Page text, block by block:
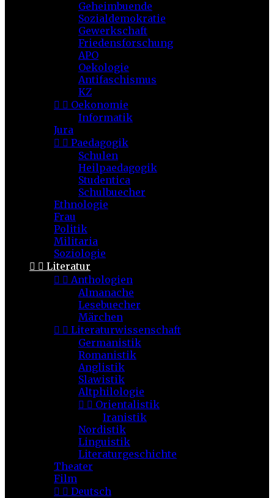
Geheimbuende
Sozialdemokratie
Gewerkschaft
Friedensforschung
APO
Oekologie
Antifaschismus
KZ
  Oekonomie
Informatik
Jura
  Paedagogik
Schulen
Heilpaedagogik
Studentica
Schulbuecher
Ethnologie
Frau
Politik
Militaria
Soziologie
  Literatur
  Anthologien
Almanache
Lesebuecher
Märchen
  Literaturwissenschaft
Germanistik
Romanistik
Anglistik
Slawistik
Altphilologie
  Orientalistik
Iranistik
Nordistik
Linguistik
Literaturgeschichte
Theater
Film
  Deutsch